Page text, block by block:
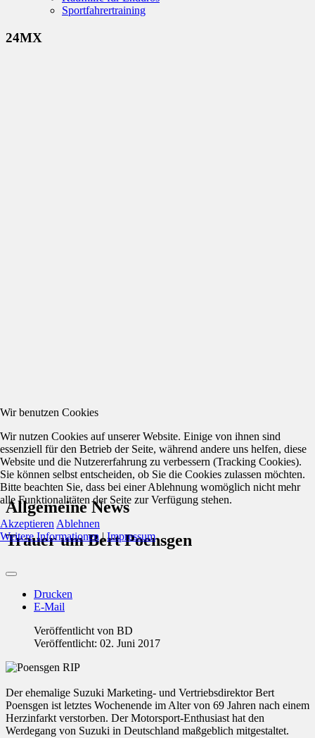
Sportfahrertraining
24MX
Allgemeine News
Trauer um Bert Poensgen
Drucken
E-Mail
Veröffentlicht von BD
Veröffentlicht: 02. Juni 2017
Der ehemalige Suzuki Marketing- und Vertriebsdirektor Bert
Poensgen ist letztes Wochenende im Alter von 69 Jahren nach einem
Herzinfarkt verstorben. Der Motorsport-Enthusiast hat den
Werdegang von Suzuki in Deutschland maßgeblich mitgestaltet.
Wir benutzen Cookies
Wir nutzen Cookies auf unserer Website. Einige von ihnen sind
essenziell für den Betrieb der Seite, während andere uns helfen, diese
Website und die Nutzererfahrung zu verbessern (Tracking Cookies).
Sie können selbst entscheiden, ob Sie die Cookies zulassen möchten.
Bitte beachten Sie, dass bei einer Ablehnung womöglich nicht mehr
alle Funktionalitäten der Seite zur Verfügung stehen.
Akzeptieren Ablehnen
Weitere Informationen|Impressum